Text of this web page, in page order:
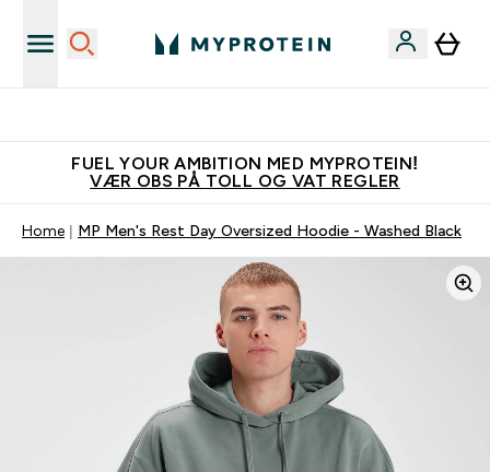
FUEL YOUR AMBITION MED MYPROTEIN!
VÆR OBS PÅ TOLL OG VAT REGLER
Home MP Men's Rest Day Oversized Hoodie - Washed Black